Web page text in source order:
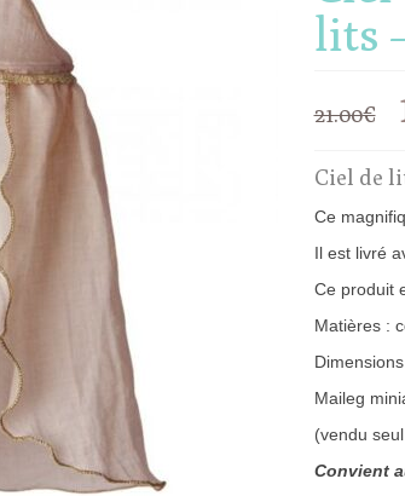
lits
21.00€
Ciel de
Ce
Il est livré
Ce produit
Matières :
Maileg
(vendu
Convient